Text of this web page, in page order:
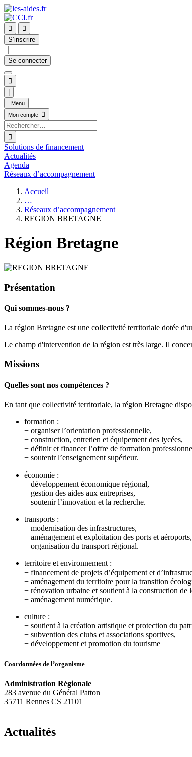


S’inscrire
Se connecter

Menu
Mon compte


Solutions de financement
Actualités
Agenda
Réseaux d’accompagnement
Accueil
…
Réseaux d’accompagnement
REGION BRETAGNE
Région Bretagne
Présentation
Qui sommes-nous ?
La région Bretagne est une collectivité territoriale dotée
Le champ d'intervention de la région est très large. Il
Missions
Quelles sont nos compétences ?
En tant que collectivité territoriale, la région Bretagne
formation :
− organiser l’orientation professionnelle,
− construction, entretien et équipement des lycées,
− définir et financer l’offre de formation
− soutenir l’enseignement supérieur.
économie :
− développement économique régional,
− gestion des aides aux entreprises,
− soutenir l’innovation et la recherche.
transports :
− modernisation des infrastructures,
− aménagement et exploitation des ports et aéroports,
− organisation du transport régional.
territoire et environnement :
− financement de projets d’équipement et
− aménagement du territoire pour la transition
− rénovation urbaine et soutient à la construction de
− aménagement numérique.
culture :
− soutient à la création artistique et protection du
− subvention des clubs et associations sportives,
− développement et promotion du tourisme
Coordonnées de l’organisme
Administration Régionale
283 avenue du Général Patton
35711 Rennes CS 21101
Actualités